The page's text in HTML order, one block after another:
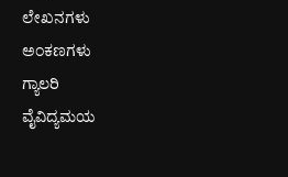
ಲೇಖನಗಳು
ಅಂಕಣಗಳು
ಗ್ಯಾಲರಿ
ವೈವಿದ್ಯಮಯ